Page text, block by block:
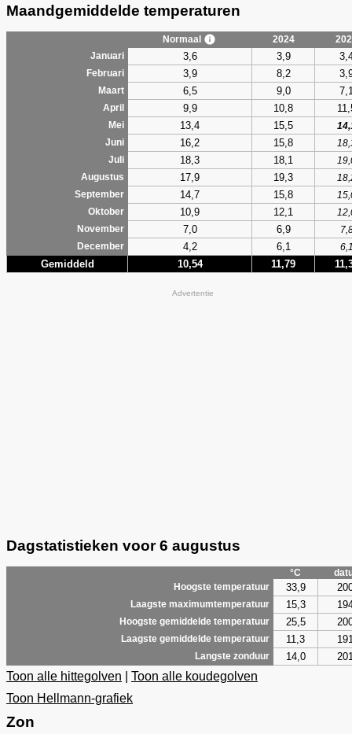
Maandgemiddelde temperaturen
Normaal 2024
Januari
3,6 3,9
Februari 3,9 8,2
Maart 6,5 9,0
April 9,9 10,8
Mei 13,4 15,5
Juni
16,2 15,8
Juli
18,3 18,1
Augustus
17,9 19,3
September
14,7 15,8
Oktober
10,9 12,1
November
7,0 6,9
December
4,2 6,1
Gemiddeld 10,54 11,79
Advertentie
Dagstatistieken voor 6 augustus
°C
Hoogste temperatuur
33,9
Laagste maximumtemperatuur 15,3
Hoogste gemiddelde temperatuur 25,5
Laagste gemiddelde temperatuur 11,3
Langste zonduur 14,0
Toon alle hittegolven
Toon alle koudegolven
Toon Hellmann-grafiek
Zon